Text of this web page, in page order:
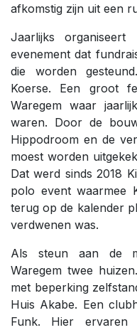
afkomstig zijn uit een
Jaarlijks
evenement dat
die worden
Koerse. Een groot
Waregem waar
waren. Door de
Hippodroom en de
moest worden
Dat werd sinds 2018
polo event waarmee
terug op de kalender
verdwenen was.
Als steun aan de
Waregem twee
met beperking
Huis Akabe. Een
Funk. Hier ervaren